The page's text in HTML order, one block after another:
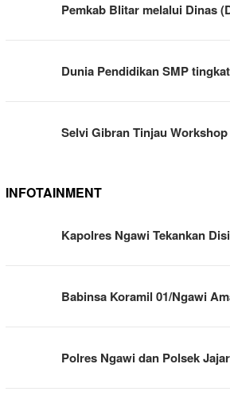
Pemkab Blitar melalui Dinas
Dunia Pendidikan SMP
Selvi Gibran Tinjau
INFOTAINMENT
Kapolres Ngawi Tekankan
Babinsa Koramil 01/Ngawi
Polres Ngawi dan Polsek